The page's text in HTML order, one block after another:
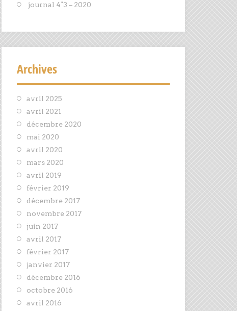
journal 4°3 – 2020
Archives
avril 2025
avril 2021
décembre 2020
mai 2020
avril 2020
mars 2020
avril 2019
février 2019
décembre 2017
novembre 2017
juin 2017
avril 2017
février 2017
janvier 2017
décembre 2016
octobre 2016
avril 2016